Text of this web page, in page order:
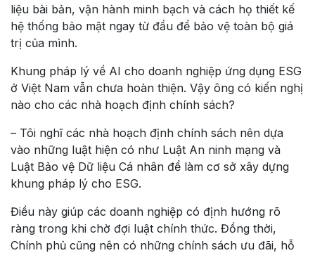
liệu bài bản, vận hành minh bạch và cách họ thiết kế
hệ thống bảo mật ngay từ đầu để bảo vệ toàn bộ giá
trị của mình.
Khung pháp lý về AI cho doanh nghiệp ứng dụng ESG
ở Việt Nam vẫn chưa hoàn thiện. Vậy ông có kiến nghị
nào cho các nhà hoạch định chính sách?
– Tôi nghĩ các nhà hoạch định chính sách nên dựa
vào những luật hiện có như Luật An ninh mạng và
Luật Bảo vệ Dữ liệu Cá nhân để làm cơ sở xây dựng
khung pháp lý cho ESG.
Điều này giúp các doanh nghiệp có định hướng rõ
ràng trong khi chờ đợi luật chính thức. Đồng thời,
Chính phủ cũng nên có những chính sách ưu đãi, hỗ